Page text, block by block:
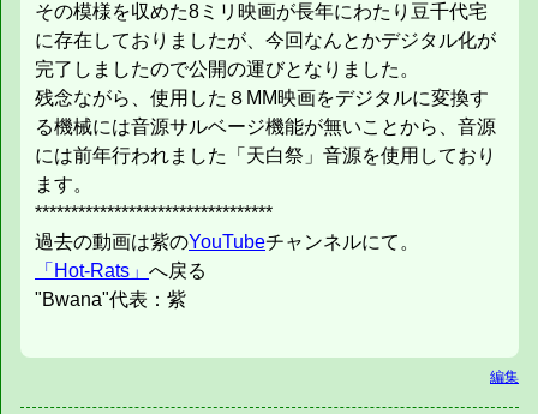
その模様を収めた8ミリ映画が長年にわたり豆千代宅
に存在しておりましたが、今回なんとかデジタル化が
完了しましたので公開の運びとなりました。
残念ながら、使用した８MM映画をデジタルに変換す
る機械には音源サルベージ機能が無いことから、音源
には前年行われました「天白祭」音源を使用しており
ます。
*********************************
過去の動画は紫のYouTubeチャンネルにて。
「Hot-Rats」 へ戻る
"Bwana"代表：紫
編集